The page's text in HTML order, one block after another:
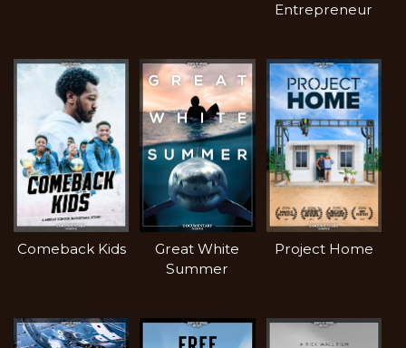
Entrepreneur
Comeback Kids
Great White
Summer
Project Home